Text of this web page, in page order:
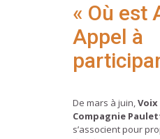
« Où est
Appel à
De mars à juin, Voix
Compagnie
s’associent pour